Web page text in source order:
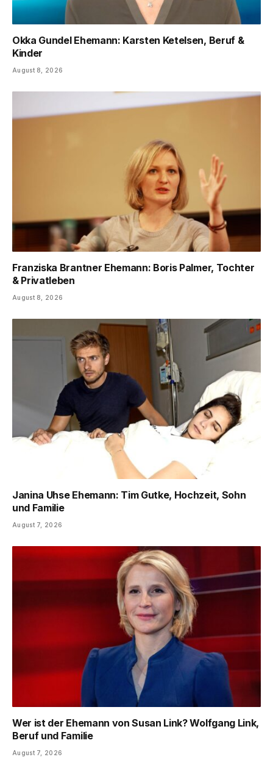
Okka Gundel Ehemann: Karsten Ketelsen, Beruf &
Kinder
August 8, 2026
Franziska Brantner Ehemann: Boris Palmer, Tochter
& Privatleben
August 8, 2026
Janina Uhse Ehemann: Tim Gutke, Hochzeit, Sohn
und Familie
August 7, 2026
Wer ist der Ehemann von Susan Link? Wolfgang Link,
Beruf und Familie
August 7, 2026